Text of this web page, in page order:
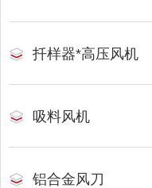
扦样器*高压风机
吸料风机
铝合金风刀